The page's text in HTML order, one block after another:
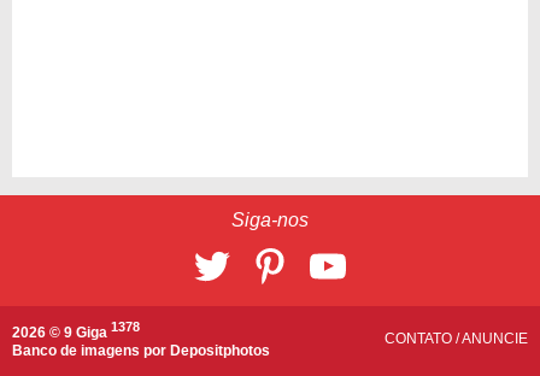
Siga-nos
2026 © 9 Giga 1378
Banco de imagens por Depositphotos
CONTATO /ANUNCIE